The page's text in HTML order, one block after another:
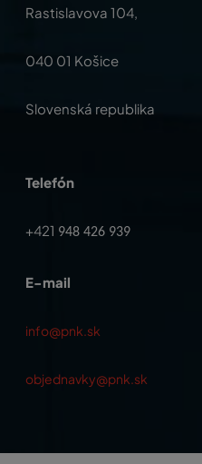
Rastislavova 104,
040 01 Košice
Slovenská republika
Telefón
+421 948 426 939
E-mail
info@pnk.sk
objednavky@pnk.sk